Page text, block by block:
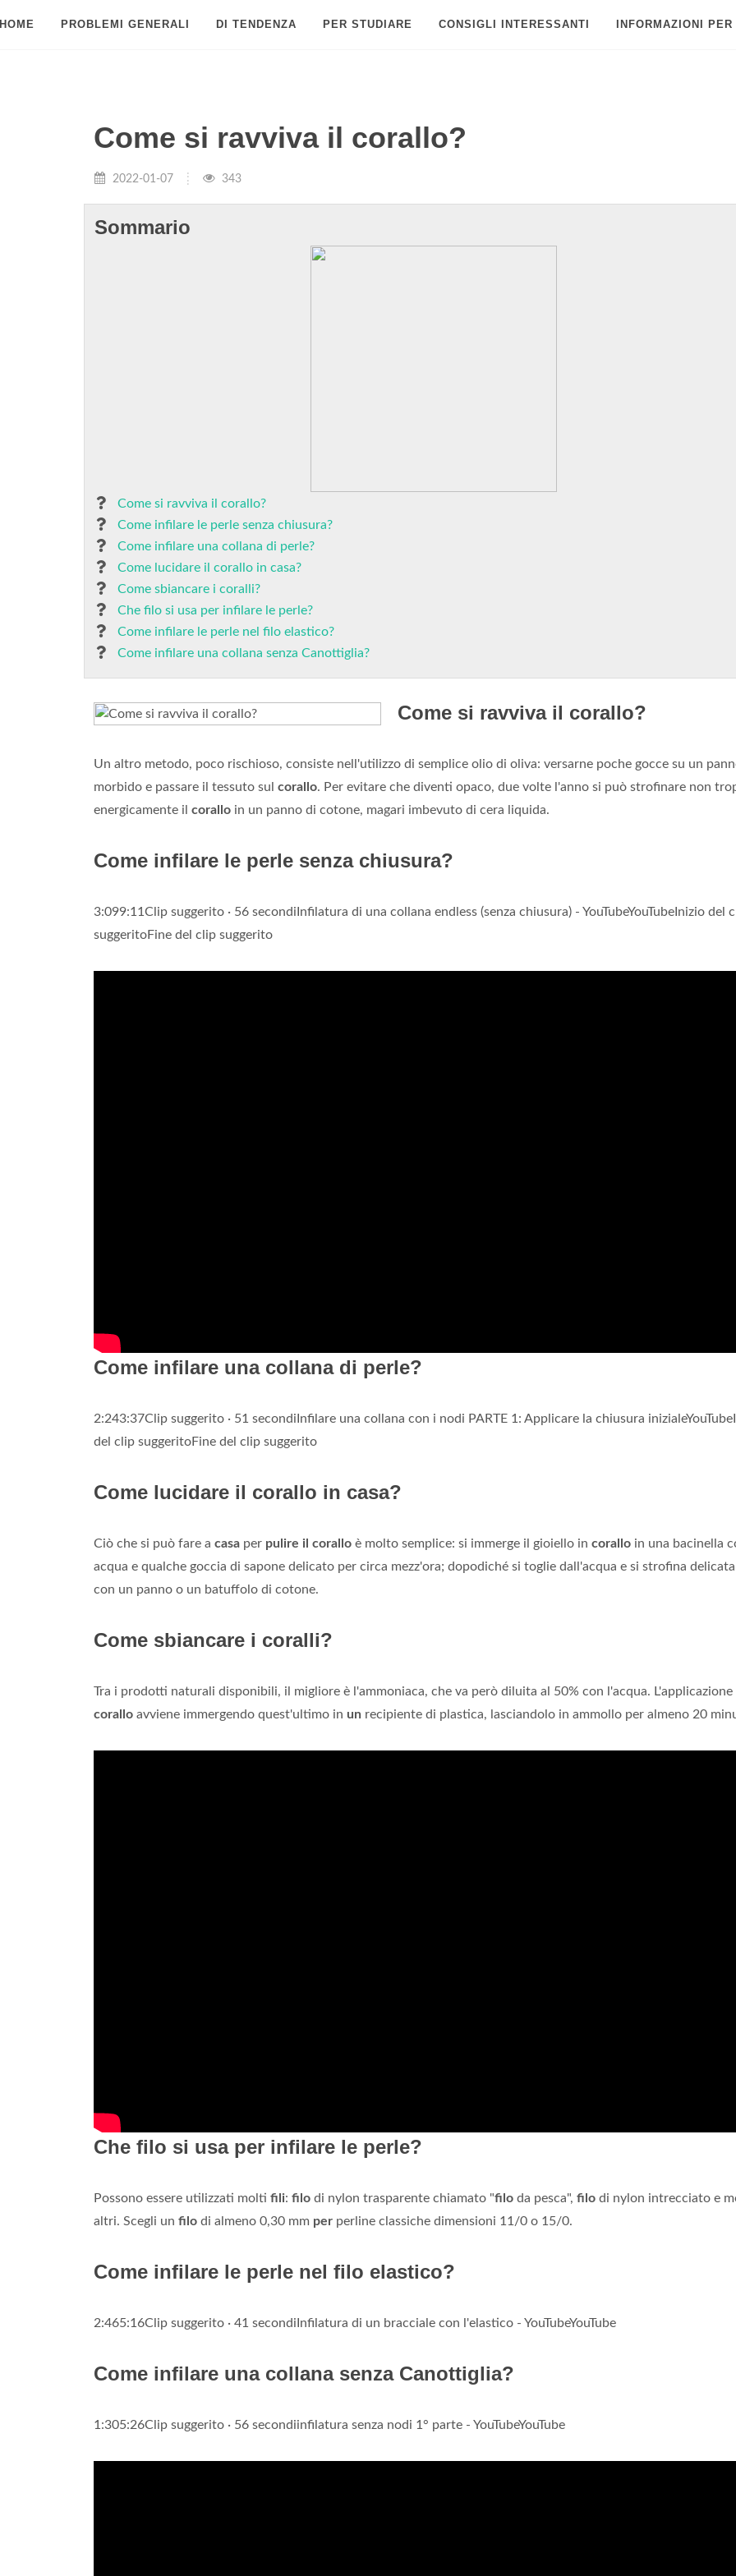
PROBLEMI GENERALI DI TENDENZA PER STUDIARE CONSIGLI INTERESSANTI INFORMAZIONI PER
Come si ravviva il corallo?
2022-01-07 343
Sommario
Come si ravviva il corallo?
Come infilare le perle senza chiusura?
Come infilare una collana di perle?
Come lucidare il corallo in casa?
Come sbiancare i coralli?
Che filo si usa per infilare le perle?
Come infilare le perle nel filo elastico?
Come infilare una collana senza Canottiglia?
Come si ravviva il corallo?
Un altro metodo, poco rischioso, consiste nell'utilizzo di semplice olio di oliva: versarne poche gocce su un
morbido e passare il tessuto sul corallo. Per evitare che diventi opaco, due volte l'anno si può strofinare non
energicamente il corallo in un panno di cotone, magari imbevuto di cera liquida.
Come infilare le perle senza chiusura?
3:099:11Clip suggerito · 56 secondiInfilatura di una collana endless (senza chiusura) - YouTubeYouTubeInizio del
suggeritoFine del clip suggerito
Come infilare una collana di perle?
2:243:37Clip suggerito · 51 secondiInfilare una collana con i nodi PARTE 1: Applicare la chiusura
del clip suggeritoFine del clip suggerito
Come lucidare il corallo in casa?
Ciò che si può fare a casa per pulire il corallo è molto semplice: si immerge il gioiello in corallo in una bacinella
acqua e qualche goccia di sapone delicato per circa mezz'ora; dopodiché si toglie dall'acqua e si strofina
con un panno o un batuffolo di cotone.
Come sbiancare i coralli?
Tra i prodotti naturali disponibili, il migliore è l'ammoniaca, che va però diluita al 50% con l'acqua. L'applicazione
corallo avviene immergendo quest'ultimo in un recipiente di plastica, lasciandolo in ammollo per almeno 20
Che filo si usa per infilare le perle?
Possono essere utilizzati molti fili: filo di nylon trasparente chiamato "filo da pesca", filo di nylon intrecciato e
altri. Scegli un filo di almeno 0,30 mm per perline classiche dimensioni 11/0 o 15/0.
Come infilare le perle nel filo elastico?
2:465:16Clip suggerito · 41 secondiInfilatura di un bracciale con l'elastico - YouTubeYouTube
Come infilare una collana senza Canottiglia?
1:305:26Clip suggerito · 56 secondiinfilatura senza nodi 1° parte - YouTubeYouTube